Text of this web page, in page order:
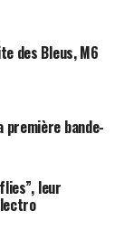
des Bleus, M6
première bande-
leur